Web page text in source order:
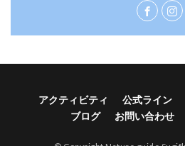
アクティビティ 公式ライン
ブログ
お問い合わせ